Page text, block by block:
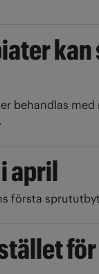
kan
behandlas
april
första